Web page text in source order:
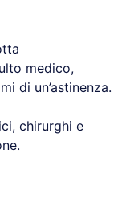
medico,
di un’astinenza.
chirurghi e